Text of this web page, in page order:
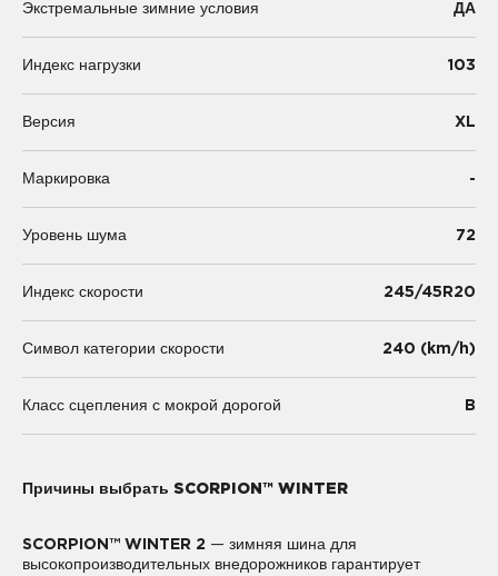
Экстремальные зимние условия ДА
Индекс нагрузки 103
Версия XL
Маркировка -
Уровень шума 72
Индекс скорости 245/45R20
Символ категории скорости 240 (km/h)
Класс сцепления с мокрой дорогой B
Причины выбрать SCORPION™ WINTER
SCORPION™ WINTER 2 — зимняя шина для
высокопроизводительных внедорожников гарантирует